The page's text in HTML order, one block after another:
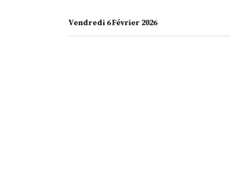
Vendredi 6 Février 2026